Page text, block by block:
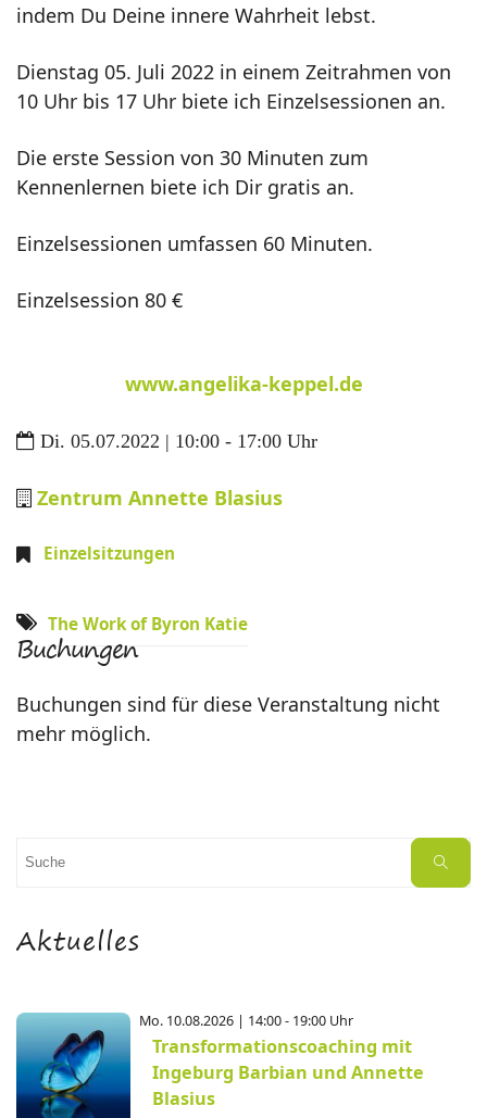
indem Du Deine innere Wahrheit lebst.
Dienstag 05. Juli 2022 in einem Zeitrahmen von
10 Uhr bis 17 Uhr biete ich Einzelsessionen an.
Die erste Session von 30 Minuten zum
Kennenlernen biete ich Dir gratis an.
Einzelsessionen umfassen 60 Minuten.
Einzelsession 80 €
www.angelika-keppel.de
Di. 05.07.2022 | 10:00 - 17:00 Uhr
Zentrum Annette Blasius
Einzelsitzungen
The Work of Byron Katie
Buchungen
Buchungen sind für diese Veranstaltung nicht
mehr möglich.
Suchen
Suche
Aktuelles
Mo. 10.08.2026 | 14:00 - 19:00 Uhr
Transformationscoaching mit
Ingeburg Barbian und Annette
Blasius